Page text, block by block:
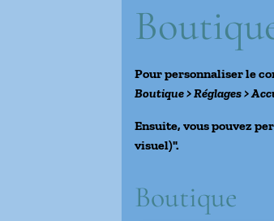
Pour personnaliser le
Boutique > Réglages >
Ensuite, vous pouvez
visuel)".
Boutique